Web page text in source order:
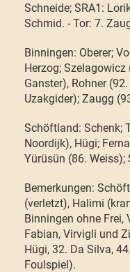
Schneide; SRA1:
Schmid. - Tor: 7.
Binningen: Oberer;
Herzog; Szelagowicz
Ganster), Rohner
Uzakgider); Zaugg
Schöftland: Schenk;
Noordijk), Hügi;
Yürüsün (86. Weiss);
Bemerkungen:
(verletzt), Halimi
Binningen ohne Frei,
Fabian, Virvigli und
Hügi, 32. Da Silva,
Foulspiel).